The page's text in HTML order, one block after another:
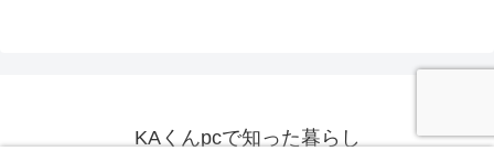
KAくんpcで知った暮らし